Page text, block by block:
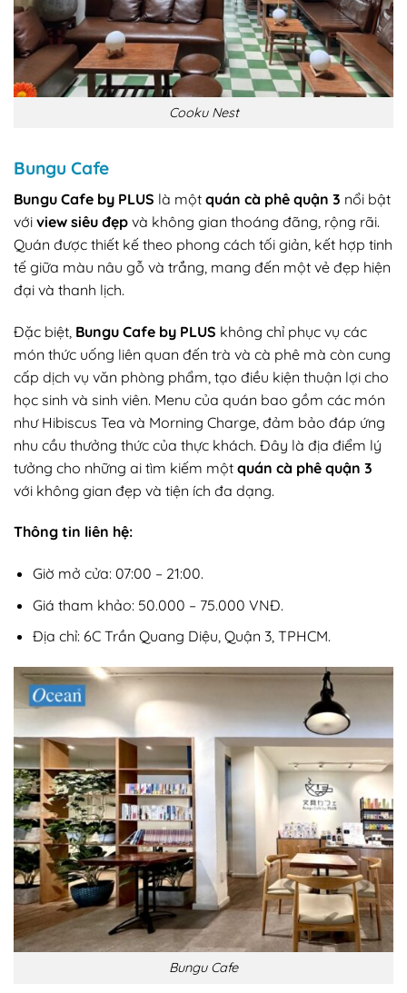
Cooku Nest
Bungu Cafe
Bungu Cafe by PLUS là một quán cà phê quận 3 nổi bật
với view siêu đẹp và không gian thoáng đãng, rộng rãi.
Quán được thiết kế theo phong cách tối giản, kết hợp tinh
tế giữa màu nâu gỗ và trắng, mang đến một vẻ đẹp hiện
đại và thanh lịch.
Đặc biệt, Bungu Cafe by PLUS không chỉ phục vụ các
món thức uống liên quan đến trà và cà phê mà còn cung
cấp dịch vụ văn phòng phẩm, tạo điều kiện thuận lợi cho
học sinh và sinh viên. Menu của quán bao gồm các món
như Hibiscus Tea và Morning Charge, đảm bảo đáp ứng
nhu cầu thưởng thức của thực khách. Đây là địa điểm lý
tưởng cho những ai tìm kiếm một quán cà phê quận 3
với không gian đẹp và tiện ích đa dạng.
Thông tin liên hệ:
Giờ mở cửa: 07:00 – 21:00.
Giá tham khảo: 50.000 – 75.000 VNĐ.
Địa chỉ: 6C Trần Quang Diệu, Quận 3, TPHCM.
Bungu Cafe